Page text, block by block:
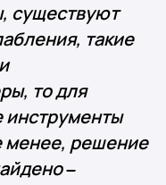
существуют
такие
то для
инструменты
менее, решение
–